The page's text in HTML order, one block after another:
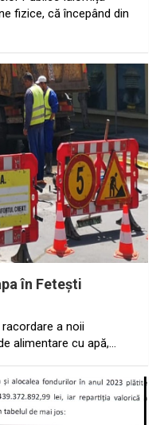
fizice, că începând din
în Feteşti
a noii
alimentare cu apă,…